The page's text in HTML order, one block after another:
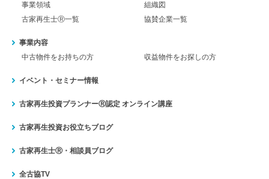
事業領域
組織図
古家再生士Ⓡ一覧
協賛企業一覧
事業内容
中古物件をお持ちの方
収益物件をお探しの方
イベント・セミナー情報
古家再生投資プランナーⓇ認定 オンライン講座
古家再生投資お役立ちブログ
古家再生士Ⓡ・相談員ブログ
全古協TV